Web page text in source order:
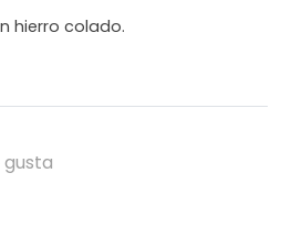
hierro colado.
gusta